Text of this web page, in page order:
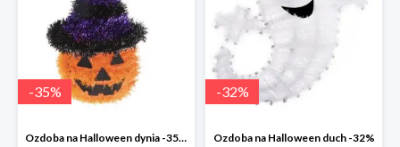
-35%
Ozdoba na Halloween dynia -35%
-32%
Ozdoba na Halloween duch -32%